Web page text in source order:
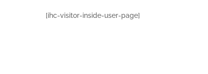
[ihc-visitor-inside-user-page]